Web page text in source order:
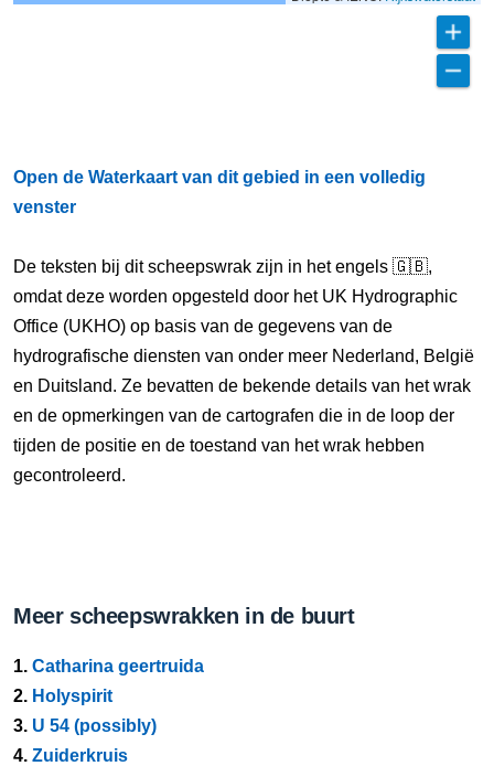
Open de Waterkaart van dit gebied in een volledig
venster
De teksten bij dit scheepswrak zijn in het engels 🇬🇧,
omdat deze worden opgesteld door het UK Hydrographic
Office (UKHO) op basis van de gegevens van de
hydrografische diensten van onder meer Nederland, België
en Duitsland. Ze bevatten de bekende details van het wrak
en de opmerkingen van de cartografen die in de loop der
tijden de positie en de toestand van het wrak hebben
gecontroleerd.
Meer scheepswrakken in de buurt
1. Catharina geertruida
2. Holyspirit
3. U 54 (possibly)
4. Zuiderkruis